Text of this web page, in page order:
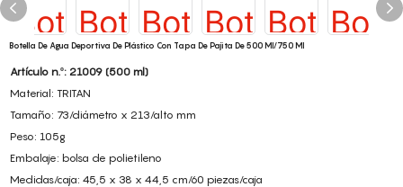
Botella De Agua Deportiva De Plástico Con Tapa De Pajita De 500 Ml/750 Ml
Artículo n.º: 21009 (500 ml)
Material: TRITAN
Tamaño: 73/diámetro x 213/alto mm
Peso: 105g
Embalaje: bolsa de polietileno
Medidas/caja: 45,5 x 38 x 44,5 cm/60 piezas/caja